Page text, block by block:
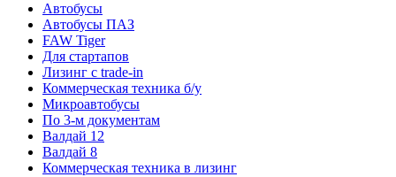
Автобусы
Автобусы ПАЗ
FAW Tiger
Для стартапов
Лизинг с trade-in
Коммерческая техника б/у
Микроавтобусы
По 3-м документам
Валдай 12
Валдай 8
Коммерческая техника в лизинг